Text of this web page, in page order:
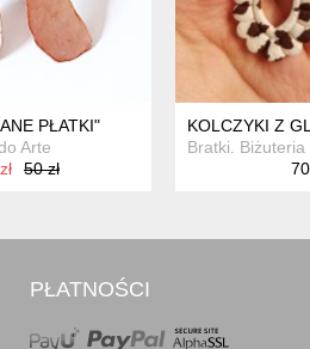
PŁATKI"
Arte
50 zł
KOLCZYKI Z
Bratki. Biżuteria
PŁATNOŚCI